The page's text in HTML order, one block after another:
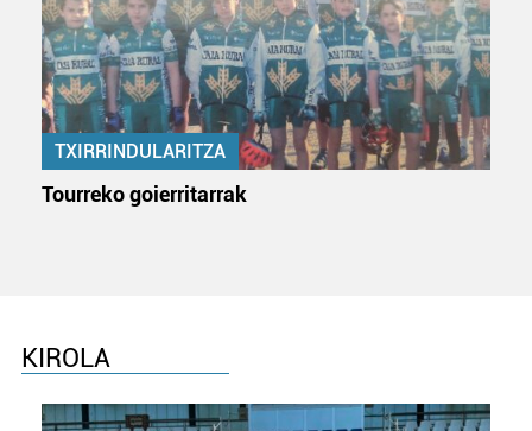
baliatzen gara. Ohar hau onartuz gero, teknologia hori
erabiltzeko baimen esplizitua ematen diguzu.Gehiago
irakurri
TXIRRINDULARITZA
Tourreko goierritarrak
KIROLA